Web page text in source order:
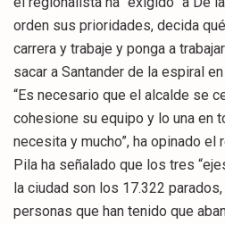
orden sus prioridades, decida
carrera y trabaje y ponga a
sacar a Santander de la espiral
“Es necesario que el alcalde se
cohesione su equipo y lo una en
necesita y mucho”, ha opinado el
Pila ha señalado que los tres
la ciudad son los 17.322
personas que han tenido que